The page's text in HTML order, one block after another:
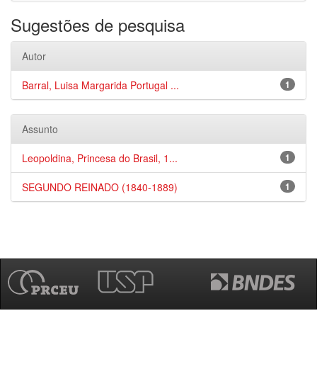
Sugestões de pesquisa
Autor
1
Barral, Luisa Margarida Portugal ...
Assunto
1
Leopoldina, Princesa do Brasil, 1...
1
SEGUNDO REINADO (1840-1889)